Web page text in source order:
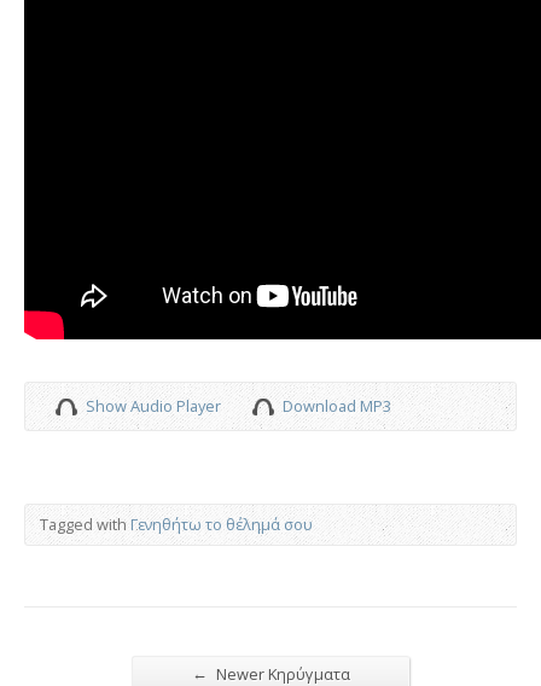
Show Audio Player Download MP3
Tagged withΓενηθήτω το θέλημά σου
← Newer Κηρύγματα